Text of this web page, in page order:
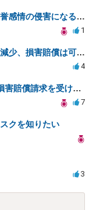
知的障害者と言う文言が名誉毀損か名誉感情の侵害になるか教えてほしい。
1
ネットでの誹謗中傷によるコミケ売上減少、損害賠償は可能か？
4
Google口コミで発信者情報開示後、損害賠償請求を受けています。示談について相談です。
7
クを知りたい
3